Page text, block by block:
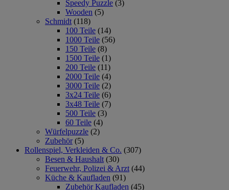
Speedy Puzzle (3)
Wooden (5)
Schmidt (118)
100 Teile (14)
1000 Teile (56)
150 Teile (8)
1500 Teile (1)
200 Teile (11)
2000 Teile (4)
3000 Teile (2)
3x24 Teile (6)
3x48 Teile (7)
500 Teile (3)
60 Teile (4)
Würfelpuzzle (2)
Zubehör (5)
Rollenspiel, Verkleiden & Co. (307)
Besen & Haushalt (30)
Feuerwehr, Polizei & Arzt (44)
Küche & Kaufladen (91)
Zubehör Kaufladen (45)